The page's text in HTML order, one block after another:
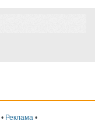
• Реклама •